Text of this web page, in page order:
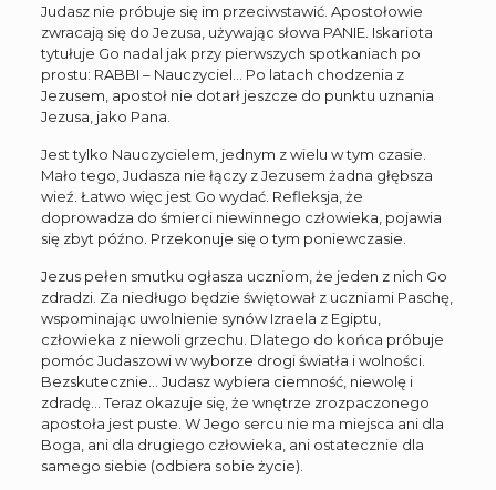
Judasz nie próbuje się im przeciwstawić. Apostołowie
zwracają się do Jezusa, używając słowa PANIE. Iskariota
tytułuje Go nadal jak przy pierwszych spotkaniach po
prostu: RABBI – Nauczyciel… Po latach chodzenia z
Jezusem, apostoł nie dotarł jeszcze do punktu uznania
Jezusa, jako Pana.
Jest tylko Nauczycielem, jednym z wielu w tym czasie.
Mało tego, Judasza nie łączy z Jezusem żadna głębsza
wieź. Łatwo więc jest Go wydać. Refleksja, że
doprowadza do śmierci niewinnego człowieka, pojawia
się zbyt późno. Przekonuje się o tym poniewczasie.
Jezus pełen smutku ogłasza uczniom, że jeden z nich Go
zdradzi. Za niedługo będzie świętował z uczniami Paschę,
wspominając uwolnienie synów Izraela z Egiptu,
człowieka z niewoli grzechu. Dlatego do końca próbuje
pomóc Judaszowi w wyborze drogi światła i wolności.
Bezskutecznie… Judasz wybiera ciemność, niewolę i
zdradę… Teraz okazuje się, że wnętrze zrozpaczonego
apostoła jest puste. W Jego sercu nie ma miejsca ani dla
Boga, ani dla drugiego człowieka, ani ostatecznie dla
samego siebie (odbiera sobie życie).